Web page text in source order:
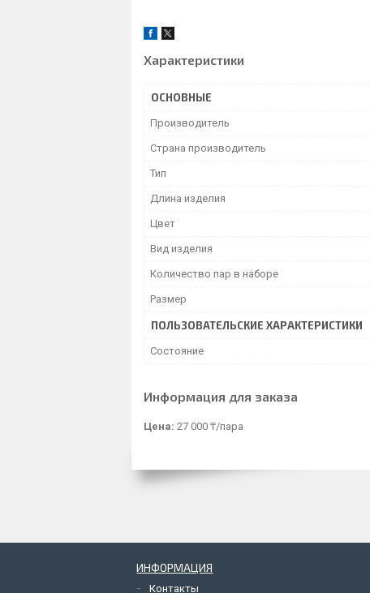
Характеристики
ОСНОВНЫЕ
Производитель
Страна производитель
Тип
Длина изделия
Цвет
Вид изделия
Количество пар в наборе
Размер
ПОЛЬЗОВАТЕЛЬСКИЕ ХАРАКТЕРИСТИКИ
Состояние
Информация для заказа
Цена: 27 000 ₸/пара
ИНФОРМАЦИЯ
Контакты